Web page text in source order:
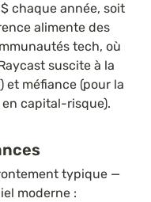
chaque année, soit
alimente des
tech, où
suscite à la
et méfiance (pour la
capital-risque).
typique —
moderne :